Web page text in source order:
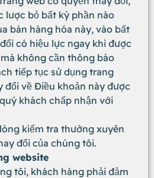
lược bỏ bất kỳ phần nào
bán hàng hóa này, vào bất
có hiệu lực ngay khi được
không cần thông báo
tiếp tục sử dụng trang
đổi về Điều khoản này được
khách chấp nhận với
kiểm tra thường xuyên
đổi của chúng tôi.
website
tôi, khách hàng phải đảm